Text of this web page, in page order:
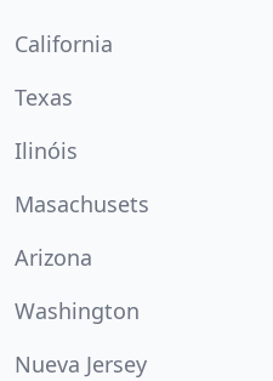
California
Texas
Ilinóis
Masachusets
Arizona
Washington
Nueva Jersey